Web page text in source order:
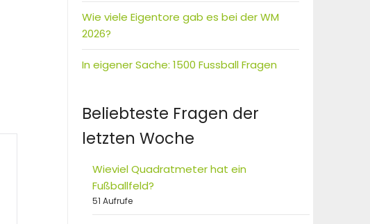
Wie viele Eigentore gab es bei der WM
2026?
In eigener Sache: 1500 Fussball Fragen
Beliebteste Fragen der
letzten Woche
Wieviel Quadratmeter hat ein
Fußballfeld?
51 Aufrufe